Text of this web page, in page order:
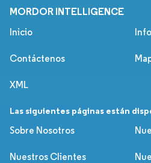
MORDOR INTELLIGENCE
Inicio
Contáctenos
XML
Las siguientes páginas están
Sobre Nosotros
Nuestros Clientes